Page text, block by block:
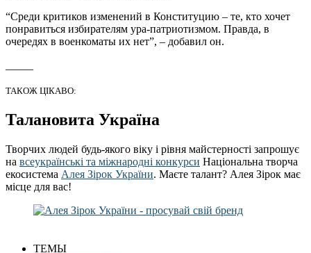
“Среди критиков изменений в Конституцию – те, кто хочет
понравиться избирателям ура-патриотизмом. Правда, в
очередях в военкоматы их нет”, – добавил он.
ТАКОЖ ЦІКАВО:
Талановита Україна
Творчих людей будь-якого віку і рівня майстерності запрошує
на всеукраїнські та міжнародні конкурси Національна творча
екосистема Алея Зірок України. Маєте талант? Алея Зірок має
місце для вас!
ТЕМЫ